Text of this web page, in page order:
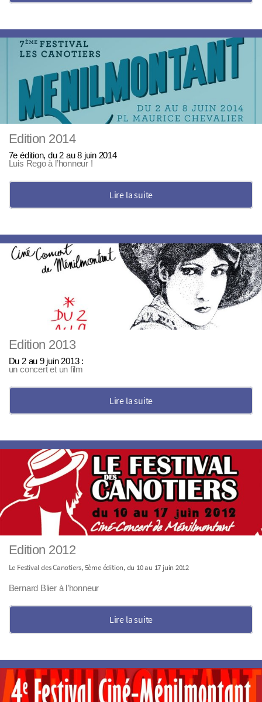
Edition 2014
7e édition, du 2 au 8 juin 2014
Luis Rego à l’honneur !
Lire la suite
Edition 2013
Du 2 au 9 juin 2013 :
un concert et un film
Lire la suite
Edition 2012
Le Festival des Canotiers, 5ème édition, du 10 au 17 juin 2012
Bernard Blier à l’honneur
Lire la suite